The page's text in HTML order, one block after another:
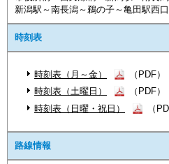
新潟駅～南長潟～鵜の子～亀田駅西
時刻表
時刻表（月～金）
（PDF）
時刻表（土曜日）
（PDF）
時刻表（日曜・祝日）
（
路線情報